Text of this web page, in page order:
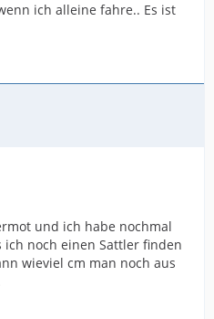
ich alleine fahre.. Es ist
und ich habe nochmal
ich noch einen Sattler finden
wieviel cm man noch aus